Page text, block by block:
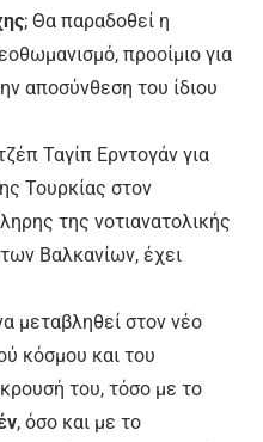
; Θα παραδοθεί η
προοίμιο για
αποσύνθεση του ίδιου
Ταγίπ Ερντογάν για
Τουρκίας στον
της νοτιανατολικής
Βαλκανίων, έχει
μεταβληθεί στον νέο
κόσμου και του
του, τόσο με το
, όσο και με το